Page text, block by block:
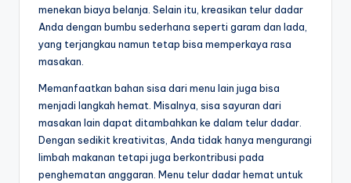
menekan biaya belanja. Selain itu, kreasikan telur dadar
Anda dengan bumbu sederhana seperti garam dan lada,
yang terjangkau namun tetap bisa memperkaya rasa
masakan.
Memanfaatkan bahan sisa dari menu lain juga bisa
menjadi langkah hemat. Misalnya, sisa sayuran dari
masakan lain dapat ditambahkan ke dalam telur dadar.
Dengan sedikit kreativitas, Anda tidak hanya mengurangi
limbah makanan tetapi juga berkontribusi pada
penghematan anggaran. Menu telur dadar hemat untuk